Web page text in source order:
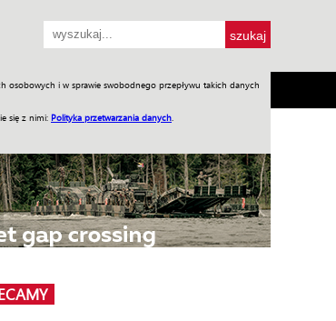
osobowych i w sprawie swobodnego przepływu takich danych
się z nimi: Polityka przetwarzania danych
Jednodniówki Praca w WIW